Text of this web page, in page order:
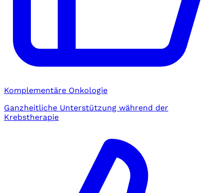
Komplementäre Onkologie
Ganzheitliche Unterstützung während der
Krebstherapie